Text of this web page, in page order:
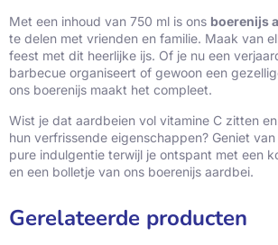
Met een inhoud van 750 ml is ons boerenijs
te delen met vrienden en familie. Maak van
feest met dit heerlijke ijs. Of je nu een
barbecue organiseert of gewoon een
ons boerenijs maakt het compleet.
Wist je dat aardbeien vol vitamine C zitten
hun verfrissende eigenschappen? Geniet
pure indulgentie terwijl je ontspant met een
en een bolletje van ons boerenijs aardbei.
Gerelateerde producten